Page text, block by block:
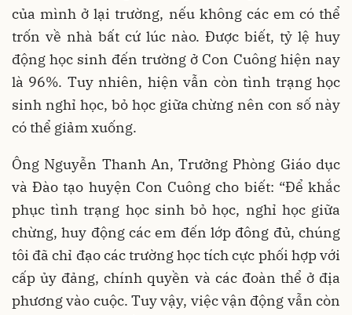
của mình ở lại trường, nếu không các em có thể
trốn về nhà bất cứ lúc nào. Được biết, tỷ lệ huy
động học sinh đến trường ở Con Cuông hiện nay
là 96%. Tuy nhiên, hiện vẫn còn tình trạng học
sinh nghỉ học, bỏ học giữa chừng nên con số này
có thể giảm xuống.
Ông Nguyễn Thanh An, Trưởng Phòng Giáo dục
và Đào tạo huyện Con Cuông cho biết: “Để khắc
phục tình trạng học sinh bỏ học, nghỉ học giữa
chừng, huy động các em đến lớp đông đủ, chúng
tôi đã chỉ đạo các trường học tích cực phối hợp với
cấp ủy đảng, chính quyền và các đoàn thể ở địa
phương vào cuộc. Tuy vậy, việc vận động vẫn còn